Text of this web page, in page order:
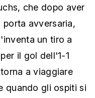
che dopo aver
avversaria,
un tiro a
il gol dell'1-1
a viaggiare
quando gli ospiti si